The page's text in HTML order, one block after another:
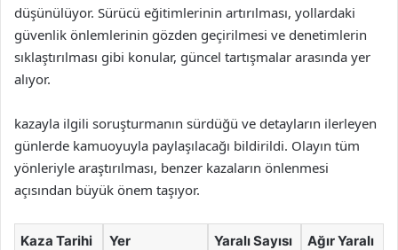
düşünülüyor. Sürücü eğitimlerinin artırılması, yollardaki
güvenlik önlemlerinin gözden geçirilmesi ve denetimlerin
sıklaştırılması gibi konular, güncel tartışmalar arasında yer
alıyor.
kazayla ilgili soruşturmanın sürdüğü ve detayların ilerleyen
günlerde kamuoyuyla paylaşılacağı bildirildi. Olayın tüm
yönleriyle araştırılması, benzer kazaların önlenmesi
açısından büyük önem taşıyor.
Kaza Tarihi Yer Yaralı Sayısı Ağır Yaralı